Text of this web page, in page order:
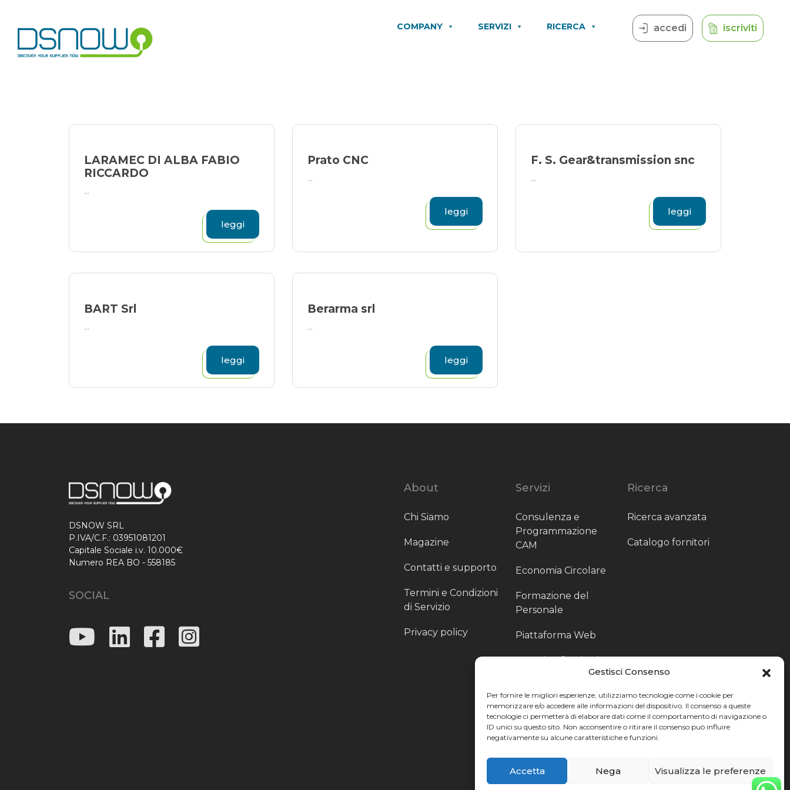
Gestisci Consenso
Per fornire le migliori esperienze, utilizziamo tecnologie come i cookie per
memorizzare e/o accedere alle informazioni del dispositivo. Il consenso a queste
tecnologie ci permetterà di elaborare dati come il comportamento di navigazione o
ID unici su questo sito. Non acconsentire o ritirare il consenso può influire
negativamente su alcune caratteristiche e funzioni.
Accetta Nega Visualizza le preferenze
content
COMPANY SERVIZI RICERCA accedi iscriviti
LARAMEC DI ALBA FABIO
RICCARDO
...
leggi
Prato CNC
...
leggi
F. S. Gear&transmission snc
...
leggi
BART Srl
...
leggi
Berarma srl
...
leggi
DSNOW SRL
P.IVA/C.F.: 03951081201
Capitale Sociale i.v. 10.000€
Numero REA BO - 558185
SOCIAL
About
Chi Siamo
Magazine
Contatti e supporto
Termini e Condizioni
di Servizio
Privacy policy
Servizi
Consulenza e
Programmazione
CAM
Economia Circolare
Formazione del
Personale
Piattaforma Web
Scouting fornitori
Particolari
Raccoglitori di Fine
Linea
Ricerca
Ricerca avanzata
Catalogo fornitori